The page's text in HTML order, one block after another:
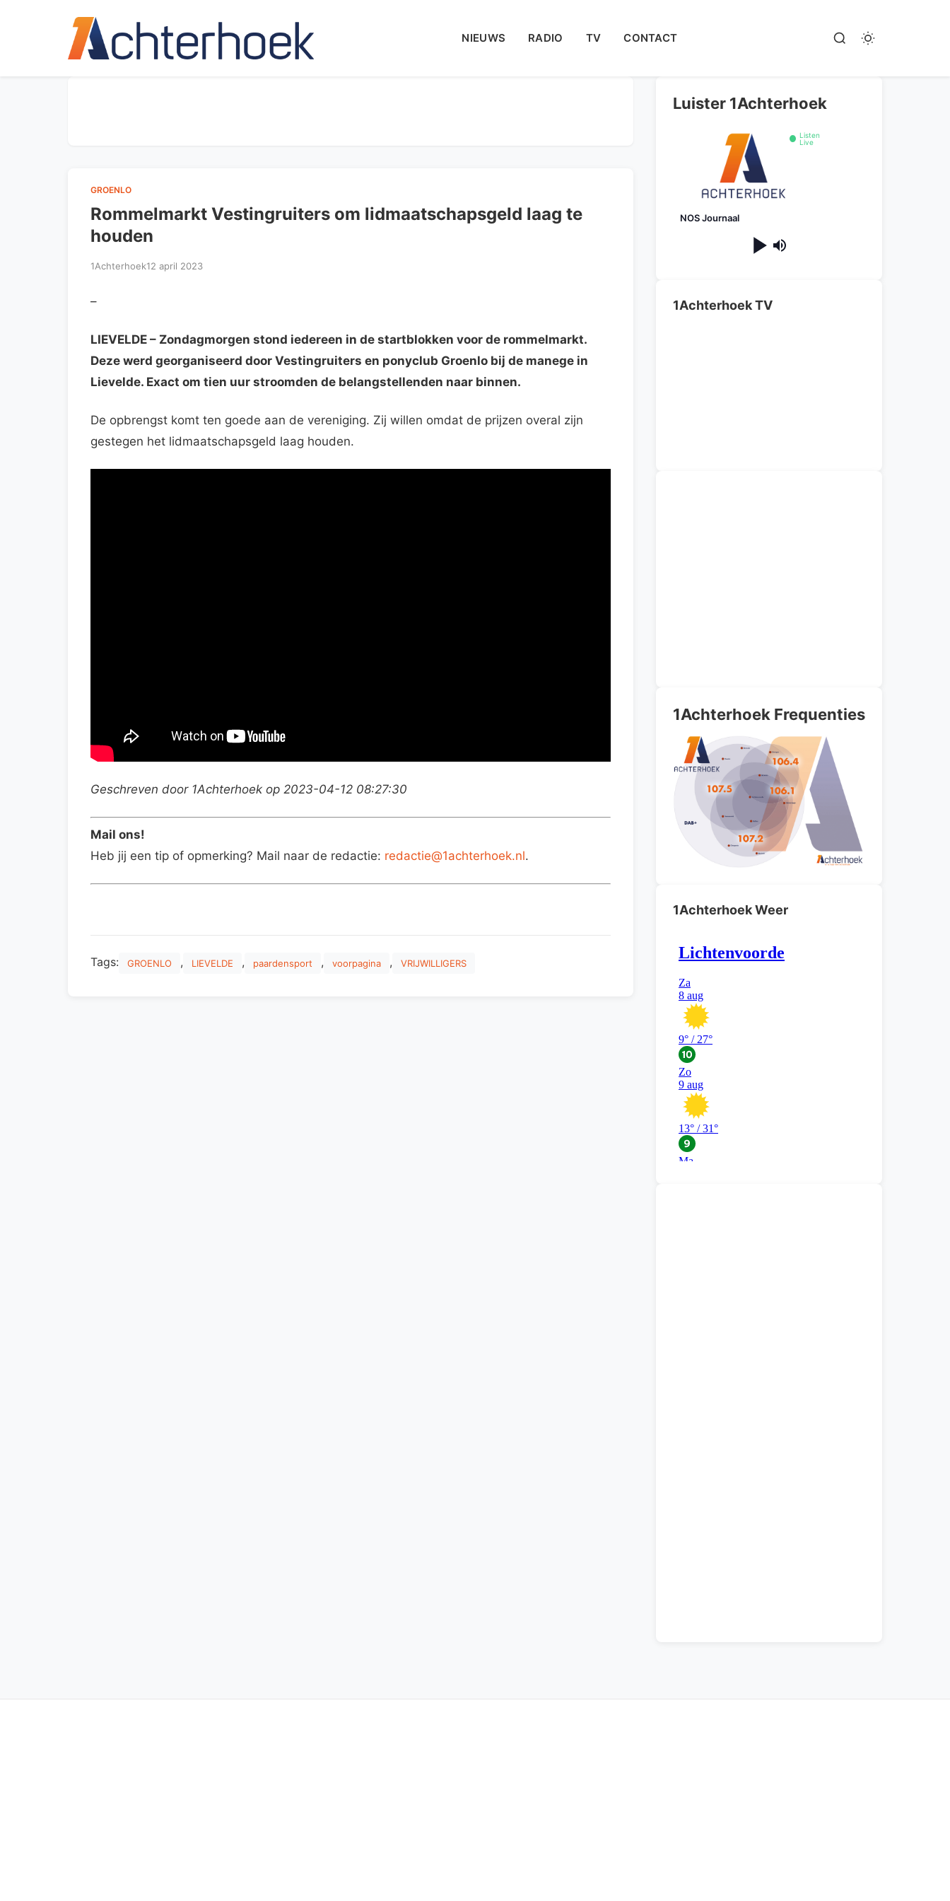
NIEUWS RADIO TV CONTACT
GROENLO
Rommelmarkt Vestingruiters om lidmaatschapsgeld laag te
houden
1Achterhoek12 april 2023
–
LIEVELDE – Zondagmorgen stond iedereen in de startblokken voor de rommelmarkt.
Deze werd georganiseerd door Vestingruiters en ponyclub Groenlo bij de manege in
Lievelde. Exact om tien uur stroomden de belangstellenden naar binnen.
De opbrengst komt ten goede aan de vereniging. Zij willen omdat de prijzen overal zijn
gestegen het lidmaatschapsgeld laag houden.
Geschreven door 1Achterhoek op 2023-04-12 08:27:30
Mail ons!
Heb jij een tip of opmerking? Mail naar de redactie: redactie@1achterhoek.nl.
Tags: GROENLO , LIEVELDE , paardensport , voorpagina , VRIJWILLIGERS
Luister 1Achterhoek
Listen
Live
NOS Journaal
1Achterhoek TV
1Achterhoek Frequenties
1Achterhoek Weer